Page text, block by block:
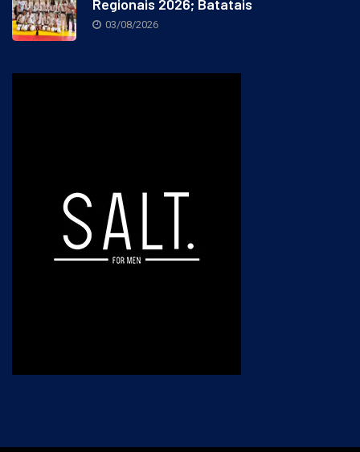
Regionais 2026; Batatais
03/08/2026